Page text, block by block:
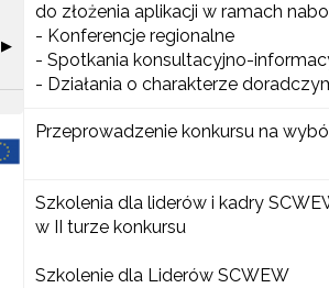
Rozwiń sekcję "Rozwijanie metod i form
▶
do złożenia aplikacji w ramach
- Konferencje regionalne
- Spotkania konsultacyjno-
- Działania o charakterze
Przeprowadzenie konkursu na
Szkolenia dla liderów i kadry
w II turze konkursu
Szkolenie dla Liderów SCWEW